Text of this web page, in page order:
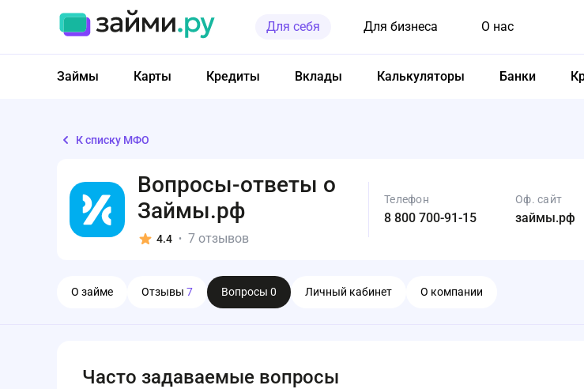
Для себя Для бизнеса О нас
Займы Карты Кредиты Вклады Калькуляторы Банки
К списку МФО
Вопросы-ответы о
Займы.рф
4.4 • 7 отзывов
Телефон
8 800 700-91-15
Оф. сайт
займы.рф
О займе Отзывы 7 Вопросы 0 Личный кабинет О компании
Часто задаваемые вопросы